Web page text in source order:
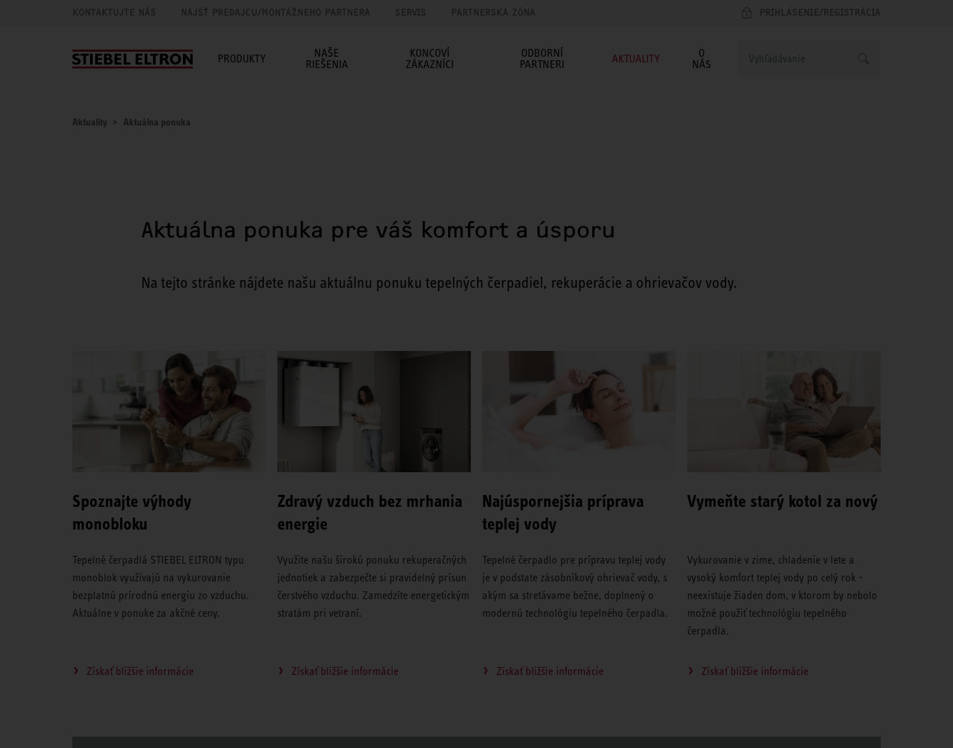
KONTAKTUJTE NÁS NÁJSŤ PREDAJCU/MONTÁŽNEHO PARTNERA SERVIS PARTNERSKÁ ZÓNA PRIHLÁSENIE/REGISTRÁCIA
PRODUKTY
NAŠE
RIEŠENIA
KONCOVÍ
ZÁKAZNÍCI
ODBORNÍ
PARTNERI
AKTUALITY
O
NÁS
Aktuality Aktuálna ponuka
Aktuálna ponuka pre váš komfort a úsporu
Na tejto stránke nájdete našu aktuálnu ponuku tepelných čerpadiel, rekuperácie a ohrievačov vody.
Spoznajte výhody
monobloku
Tepelné čerpadlá STIEBEL ELTRON typu
monoblok využívajú na vykurovanie
bezplatnú prírodnú energiu zo vzduchu.
Aktuálne v ponuke za akčné ceny.
Získať bližšie informácie
Zdravý vzduch bez mrhania
energie
Využite našu širokú ponuku rekuperačných
jednotiek a zabezpečte si pravidelný prísun
čerstvého vzduchu. Zamedzíte energetickým
stratám pri vetraní.
Získať bližšie informácie
Najúspornejšia príprava
teplej vody
Tepelné čerpadlo pre prípravu teplej vody
je v podstate zásobníkový ohrievač vody, s
akým sa stretávame bežne, doplnený o
modernú technológiu tepelného čerpadla.
Získať bližšie informácie
Vymeňte starý kotol za nový
Vykurovanie v zime, chladenie v lete a
vysoký komfort teplej vody po celý rok -
neexistuje žiaden dom, v ktorom by nebolo
možné použiť technológiu tepelného
čerpadla.
Získať bližšie informácie